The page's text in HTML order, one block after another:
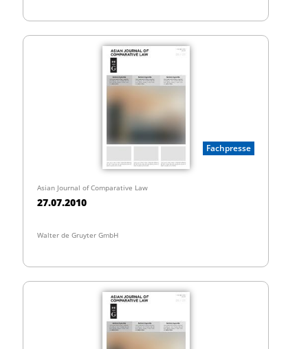
Fachpresse
Asian Journal of Comparative Law
27.07.2010
Walter de Gruyter GmbH